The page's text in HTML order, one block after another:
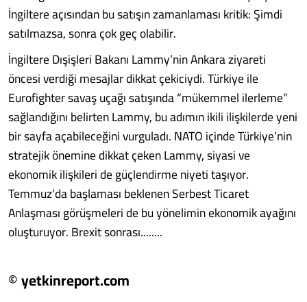
İngiltere açısından bu satışın zamanlaması kritik: Şimdi
satılmazsa, sonra çok geç olabilir.
İngiltere Dışişleri Bakanı Lammy’nin Ankara ziyareti
öncesi verdiği mesajlar dikkat çekiciydi. Türkiye ile
Eurofighter savaş uçağı satışında “mükemmel ilerleme”
sağlandığını belirten Lammy, bu adımın ikili ilişkilerde yeni
bir sayfa açabileceğini vurguladı. NATO içinde Türkiye’nin
stratejik önemine dikkat çeken Lammy, siyasi ve
ekonomik ilişkileri de güçlendirme niyeti taşıyor.
Temmuz’da başlaması beklenen Serbest Ticaret
Anlaşması görüşmeleri de bu yönelimin ekonomik ayağını
oluşturuyor. Brexit sonrası........
© yetkinreport.com